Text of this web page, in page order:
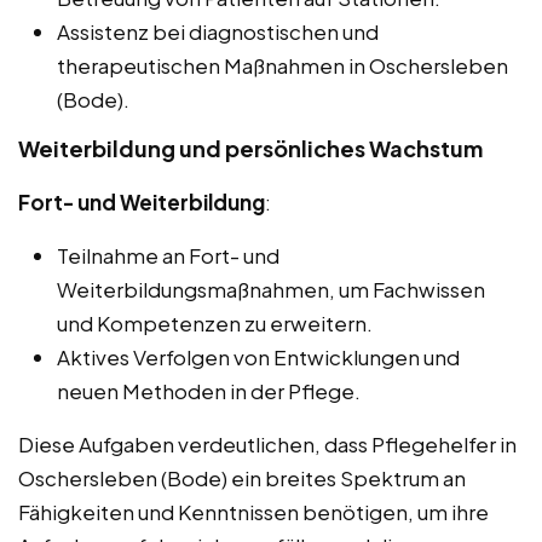
Assistenz bei diagnostischen und
therapeutischen Maßnahmen in Oschersleben
(Bode).
Weiterbildung und persönliches Wachstum
Fort- und Weiterbildung:
Teilnahme an Fort- und
Weiterbildungsmaßnahmen, um Fachwissen
und Kompetenzen zu erweitern.
Aktives Verfolgen von Entwicklungen und
neuen Methoden in der Pflege.
Diese Aufgaben verdeutlichen, dass Pflegehelfer in
Oschersleben (Bode) ein breites Spektrum an
Fähigkeiten und Kenntnissen benötigen, um ihre